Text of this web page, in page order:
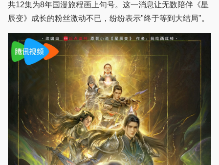
共12集为8年国漫旅程画上句号。这一消息让无数陪伴《星
辰变》成长的粉丝激动不已，纷纷表示"终于等到大结局"。